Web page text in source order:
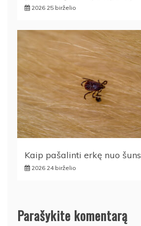
2026 25 birželio
Kaip pašalinti erkę nuo šuns
2026 24 birželio
Parašykite komentarą